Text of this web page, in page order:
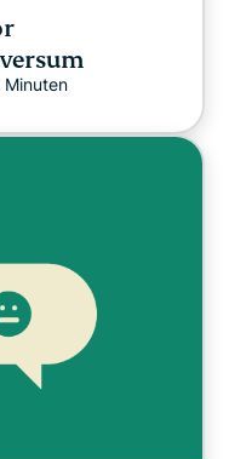
Minuten